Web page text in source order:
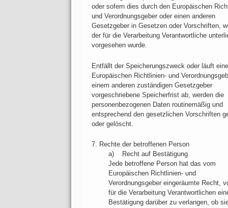
oder sofern dies durch den Europäischen
und Verordnungsgeber oder einen anderen
Gesetzgeber in Gesetzen oder Vorschriften,
der für die Verarbeitung Verantwortliche
vorgesehen wurde.
Entfällt der Speicherungszweck oder läuft
Europäischen Richtlinien- und
einem anderen zuständigen Gesetzgeber
vorgeschriebene Speicherfrist ab, werden die
personenbezogenen Daten routinemäßig und
entsprechend den gesetzlichen Vorschriften
oder gelöscht.
7. Rechte der betroffenen Person
a) Recht auf Bestätigung
Jede betroffene Person hat das vom
Europäischen Richtlinien- und
Verordnungsgeber eingeräumte Recht,
für die Verarbeitung Verantwortlichen
Bestätigung darüber zu verlangen, ob